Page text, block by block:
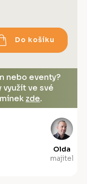
Do košíku
nebo eventy?
využít ve své
zde.
Olda
majitel